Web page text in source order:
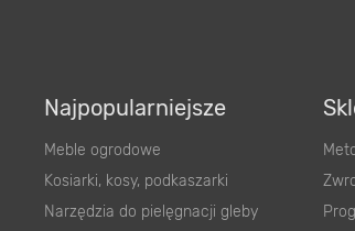
Najpopularniejsze
Meble ogrodowe
Kosiarki, kosy, podkaszarki
Narzędzia do pielęgnacji gleby